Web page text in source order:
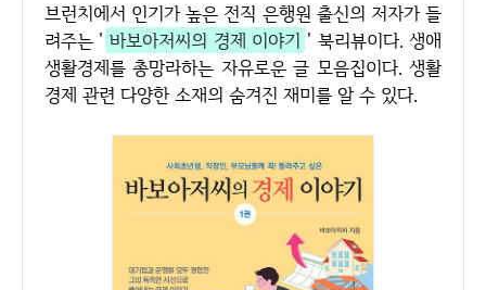
브런치에서 인기가 높은 전직 은행원 출신의 저자가 들
려주는 ' 바보아저씨의 경제 이야기 ' 북리뷰이다. 생애
생활경제를 총망라하는 자유로운 글 모음집이다. 생활
경제 관련 다양한 소재의 숨겨진 재미를 알 수 있다.